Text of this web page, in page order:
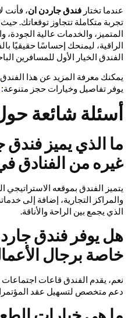
عندما تختار فندق جاردن ان، فأنت
تجربة متكاملة تتجاوز توقعاتك.
المتميز، والخدمات عالية الجودة،
الراقية، ليمنحك إحساسًا حقيقيًا
الفندق الخيار الأول للمسافرين
يمكنك معرفة المزيد عن هذا الفندق
يوفر تفاصيل وخيارات حجز متنوعة:
أسئلة شائعة
ما الذي يميز
غيره من الفنادق
يتميز الفندق بموقعه الاستراتيجي
والمراكز التجارية، إضافة إلى
الذي يجمع بين الراحة والأناقة.
هل يوفر فندق
خاصة برجال
نعم، يقدم الفندق قاعات
دعم متخصص لتسهيل عقد